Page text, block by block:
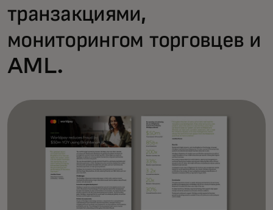
транзакциями,
мониторингом торговцев и
AML.